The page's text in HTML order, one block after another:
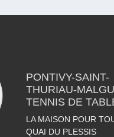
PONTIVY-SAINT-
THURIAU-
TENNIS DE
LA MAISON POUR
QUAI DU PLESSIS